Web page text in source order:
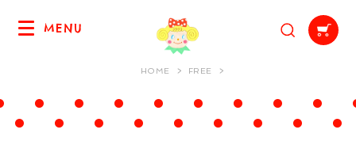
MENU
HOME FREE